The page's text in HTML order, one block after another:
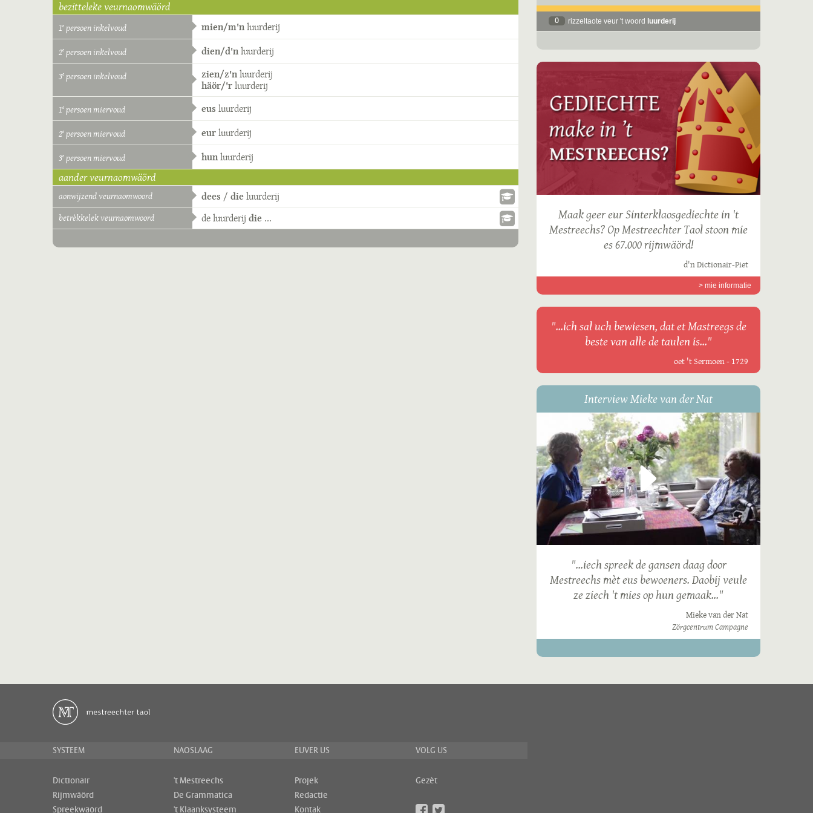
bezitteleke veurnaomwäörd
1e persoen inkelvoud mien/m'nluurderij
2e persoen inkelvoud dien/d'nluurderij
3e persoen inkelvoud zien/z'nluurderij
häör/'rluurderij
1e persoen miervoud eus luurderij
2e persoen miervoud eurluurderij
3e persoen miervoud hunluurderij
aander veurnaomwäörd
aonwijzend veurnaomwoord dees / die luurderij
betrèkkelek veurnaomwoord deluurderij die ...
0 rizzeltaote veur 't woord luurderij
Maak geer eur Sinterklaosgediechte in 't
Mestreechs? Op Mestreechter Taol stoon mie
es 67.000 rijmwäörd!
d'n Dictionair-Piet
> mie informatie
"...ich sal uch bewiesen, dat et Mastreegs de
beste van alle de taulen is..."
oet 't Sermoen - 1729
Interview Mieke van der Nat
"...iech spreek de gansen daag door
Mestreechs mèt eus bewoeners. Daobij veule
ze ziech 't mies op hun gemaak..."
Mieke van der Nat
Zörgcentrum Campagne
SYSTEEM
Dictionair
Rijmwäörd
Spreekwäörd
NAOSLAAG
't Mestreechs
De Grammatica
't Klaanksysteem
EUVER US
Projek
Redactie
Kontak
VOLG US
Gezèt